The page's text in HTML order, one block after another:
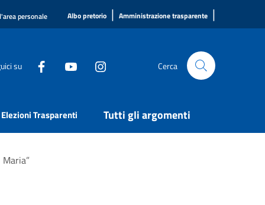
personale Albo pretorio | Amministrazione trasparente |
su Cerca
Elezioni Trasparenti Tutti gli argomenti